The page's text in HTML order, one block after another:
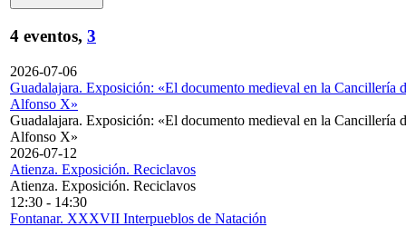
4 eventos, 3
2026-07-06
Guadalajara. Exposición: «El documento medieval en la Cancillería
Alfonso X»
Guadalajara. Exposición: «El documento medieval en la Cancillería
Alfonso X»
2026-07-12
Atienza. Exposición. Reciclavos
Atienza. Exposición. Reciclavos
12:30 - 14:30
Fontanar. XXXVII Interpueblos de Natación